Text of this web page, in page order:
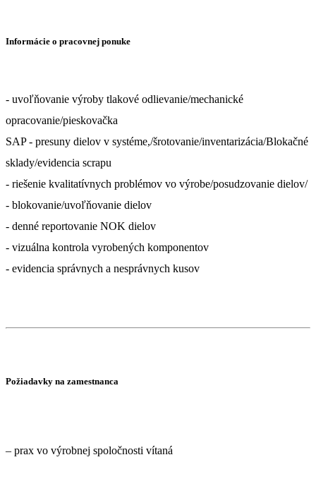
Informácie o pracovnej ponuke
- uvoľňovanie výroby tlakové odlievanie/mechanické
opracovanie/pieskovačka
SAP - presuny dielov v systéme,/šrotovanie/inventarizácia/Blokačné
sklady/evidencia scrapu
- riešenie kvalitatívnych problémov vo výrobe/posudzovanie dielov/
- blokovanie/uvoľňovanie dielov
- denné reportovanie NOK dielov
- vizuálna kontrola vyrobených komponentov
- evidencia správnych a nesprávnych kusov
Požiadavky na zamestnanca
– prax vo výrobnej spoločnosti vítaná